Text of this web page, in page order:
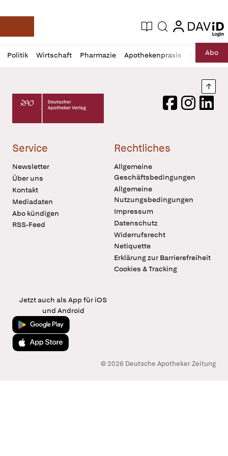
Deutsche Apotheker Zeitung
Aktuelle Ausgabe
Suche login
login
Politik Wirtschaft Pharmazie Apothekenpraxis RechtAbo
Profil
öffnen
Daz
Pur
Deutscher Apotheker Verlag Logo
FacebookInstagram
Service
Newsletter
Über uns
Kontakt
Mediadaten
Abo kündigen
RSS-Feed
Rechtliches
Allgemeine
Geschäftsbedingungen
Allgemeine
Nutzungsbedingungen
Impressum
Datenschutz
Widerrufsrecht
Netiquette
Erklärung zur Barrierefreiheit
Cookies & Tracking
Jetzt auch als App für iOS
und Android
Jetzt bei Google Play
Laden im App Store
© 2026 Deutsche Apotheker Zeitung